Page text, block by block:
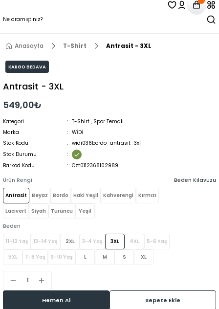
Anasayfa T-Shirt Antrasit - 3XL
KARGO BEDAVA
Antrasit - 3XL
549,00₺
Kategori T-Shirt , Spor Temalı
Marka
WİDİ
Stok Kodu
widi036bordo_antrasit_3xl
Stok Durumu
Barkod Kodu
Ozt0112368102989
Ürün Rengi
Antrasit Beyaz Bordo Haki Yeşil Kahverengi Kırmızı
Lacivert Siyah Turuncu Yeşil
Beden
11-12 Yaş 13-14 Yaş 2XL 3-4 Yaş 3XL 4XL 5-6 Yaş
5XL 7-8 Yaş 9-10 Yaş L M S XL
Beden Kılavuzu
Hemen Al Sepete Ekle